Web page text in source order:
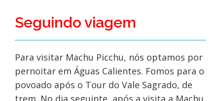
Seguindo viagem
Para visitar Machu Picchu, nós optamos por
pernoitar em Águas Calientes. Fomos para o
povoado após o Tour do Vale Sagrado, de
trem. No dia seguinte, após a visita a Machu